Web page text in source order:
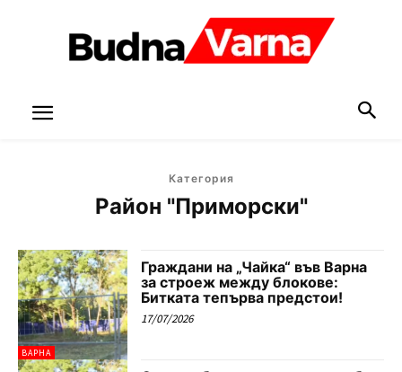
Категория
Район "Приморски"
ВАРНА
Граждани на „Чайка“ във Варна
за строеж между блокове:
Битката тепърва предстои!
17/07/2026